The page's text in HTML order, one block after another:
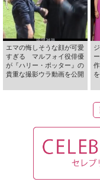
エマの悔しそうな顔が可愛
すぎる マルフォイ役俳優
が『ハリー・ポッター』の
貴重な撮影ウラ動画を公開